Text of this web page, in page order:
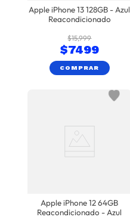
Apple iPhone 13 128GB - Azul
Reacondicionado
$15,999
$7499
COMPRAR
Apple iPhone 12 64GB
Reacondicionado - Azul